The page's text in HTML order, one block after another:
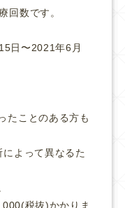
回数です。
日〜2021年6月
たことのある方も
よって異なるた
税抜)かかりま